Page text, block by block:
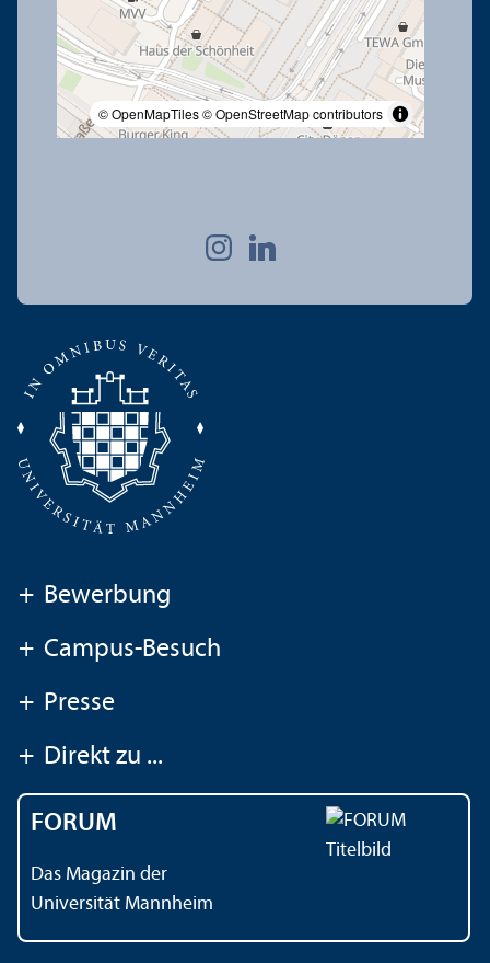
© OpenMapTiles© OpenStreetMap contributors
+ Bewerbung
+ Campus-Besuch
+ Presse
+ Direkt zu ...
FORUM
Das Magazin der
Universität Mannheim